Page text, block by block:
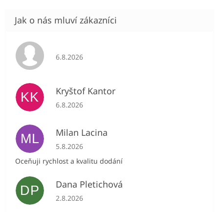
Hodnocení obchodu je 5 z 5 hvězdiček.
6.8.2026
KK Kryštof Kantor
Hodnocení obchodu je 5 z 5 hvězdiček.
6.8.2026
ML Milan Lacina
Hodnocení obchodu je 5 z 5 hvězdiček.
5.8.2026
Oceňuji rychlost a kvalitu dodání
DP Dana Pletichová
Hodnocení obchodu je 5 z 5 hvězdiček.
2.8.2026